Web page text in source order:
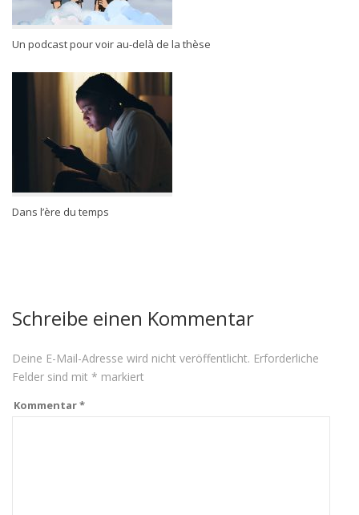
Un podcast pour voir au-delà de la thèse
Dans l’ère du temps
Schreibe einen Kommentar
Deine E-Mail-Adresse wird nicht veröffentlicht. Erforderliche
Felder sind mit * markiert
Kommentar*